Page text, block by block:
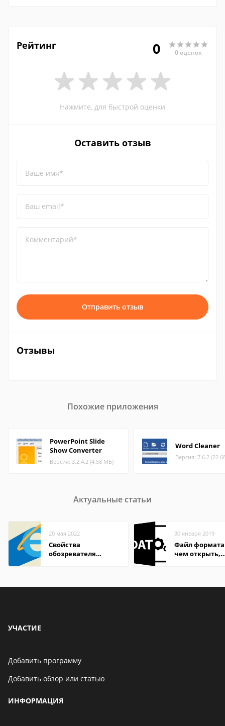
Рейтинг 0 0 оценок
Нажмите, для быстрой оценки
Оставить отзыв
Ваше имя*
Ваш email*
Комментарий*
Отправить отзыв
Отзывы
Похожие приложения
PowerPoint Slide
Show Converter
Версия: 3.2.4.2 (4.58 МБ)
Word Cleaner
Версия: 7.6.2
Актуальные статьи
20 мая 2022
Свойства
обозревателя
30 января 2019
Файл формата
чем открыть,
УЧАСТИЕ
Добавить программу
Добавить обзор или статью
ИНФОРМАЦИЯ